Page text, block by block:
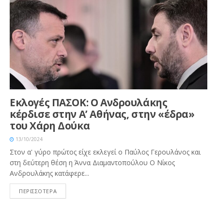
Εκλογές ΠΑΣΟΚ: Ο Ανδρουλάκης
κέρδισε στην Α’ Αθήνας, στην «έδρα»
του Χάρη Δούκα
13/10/2024
Στον α' γύρο πρώτος είχε εκλεγεί ο Παύλος Γερουλάνος και
στη δεύτερη θέση η Άννα Διαμαντοπούλου Ο Νίκος
Ανδρουλάκης κατάφερε...
ΠΕΡΙΣΣΟΤΕΡΑ